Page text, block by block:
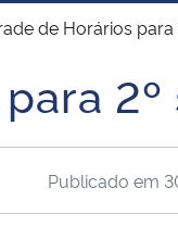
Desenvolvimento
Advocacia-Geral da
de Horários para
2º
Publicado em